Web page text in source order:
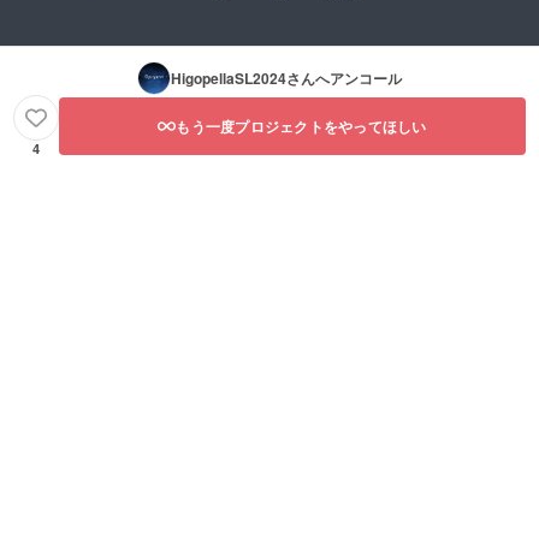
HigopellaSL2024さんへアンコール
4
もう一度プロジェクトをやってほしい